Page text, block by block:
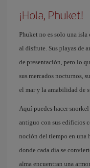
¡Hola, Phuket!
Phuket no es solo una
al disfrute. Sus playas de
de presentación, pero lo
sus mercados nocturnos,
el mar y la amabilidad de
Aquí puedes hacer snorkel
antiguo con sus edificios
noción del tiempo en una
donde cada día se
alma encuentran una